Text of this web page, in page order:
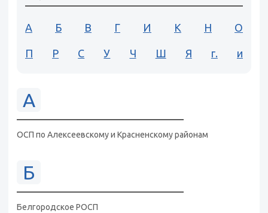
А Б В Г И К Н О
П Р С У Ч Ш Я г. и
А
ОСП по Алексеевскому и Красненскому районам
Б
Белгородское РОСП